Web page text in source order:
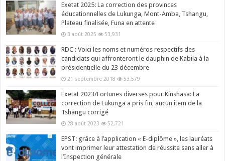
Exetat 2025: La correction des provinces
éducationnelles de Lukunga, Mont-Amba, Tshangu,
Plateau finalisée, Funa en attente
3 août 2025 53,931
RDC : Voici les noms et numéros respectifs des
candidats qui affronteront le dauphin de Kabila à la
présidentielle du 23 décembre
21 septembre 2018 53,579
Exetat 2023/Fortunes diverses pour Kinshasa: La
correction de Lukunga a pris fin, aucun item de la
Tshangu corrigé
28 août 2023 52,721
EPST: grâce à l’application « E-diplôme », les lauréats
vont imprimer leur attestation de réussite sans aller à
l’Inspection générale